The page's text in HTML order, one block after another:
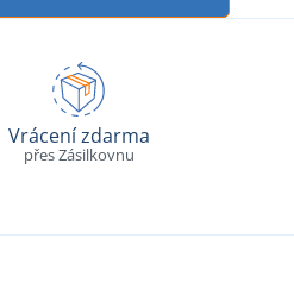
Vrácení zdarma
přes Zásilkovnu